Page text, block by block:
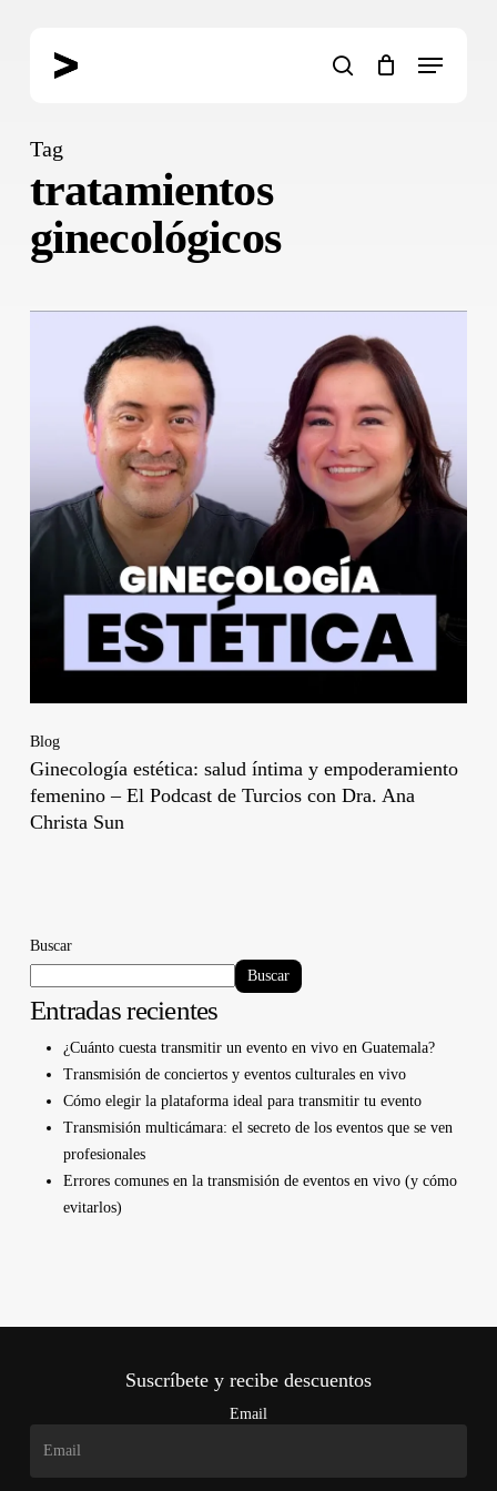
search
Menu
Tag
tratamientos
ginecológicos
Blog
Ginecología estética: salud íntima y empoderamiento
femenino – El Podcast de Turcios con Dra. Ana
Christa Sun
Buscar
Buscar
Entradas recientes
¿Cuánto cuesta transmitir un evento en vivo en Guatemala?
Transmisión de conciertos y eventos culturales en vivo
Cómo elegir la plataforma ideal para transmitir tu evento
Transmisión multicámara: el secreto de los eventos que se ven
profesionales
Errores comunes en la transmisión de eventos en vivo (y cómo
evitarlos)
Suscríbete y recibe descuentos
Email